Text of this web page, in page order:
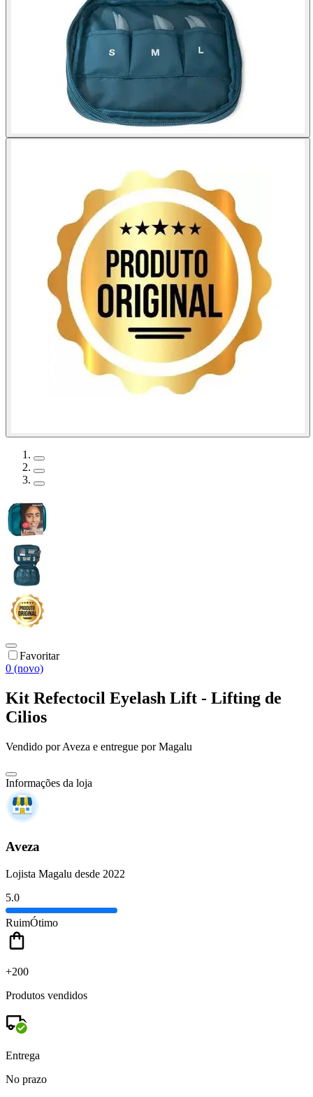
Favoritar
0 (novo)
Kit Refectocil Eyelash Lift - Lifting de
Cilios
Vendido porAveza e entregue por Magalu
Informações da loja
Aveza
Lojista Magalu desde 2022
5.0
RuimÓtimo
+200
Produtos vendidos
Entrega
No prazo